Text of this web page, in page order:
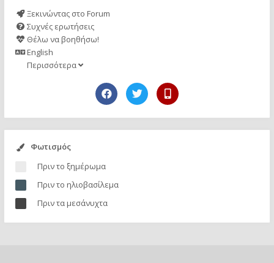
Ξεκινώντας στο Forum
Συχνές ερωτήσεις
Θέλω να βοηθήσω!
English
Περισσότερα
Φωτισμός
Πριν το ξημέρωμα
Πριν το ηλιοβασίλεμα
Πριν τα μεσάνυχτα